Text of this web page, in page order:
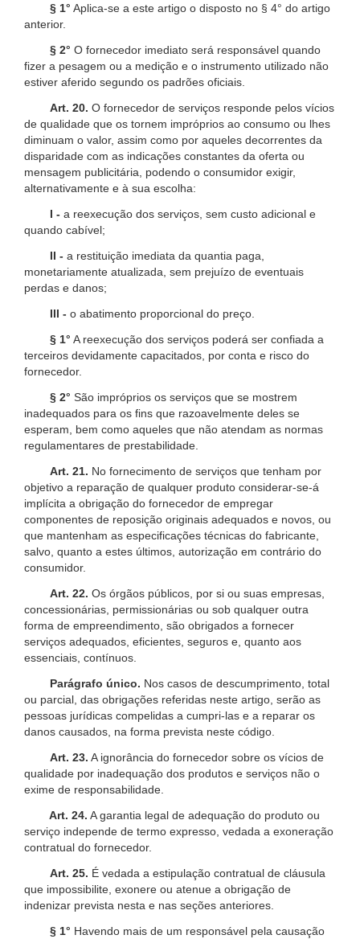
§ 1° Aplica-se a este artigo o disposto no § 4° do artigo
anterior.
§ 2° O fornecedor imediato será responsável quando
fizer a pesagem ou a medição e o instrumento utilizado não
estiver aferido segundo os padrões oficiais.
Art. 20. O fornecedor de serviços responde pelos vícios
de qualidade que os tornem impróprios ao consumo ou lhes
diminuam o valor, assim como por aqueles decorrentes da
disparidade com as indicações constantes da oferta ou
mensagem publicitária, podendo o consumidor exigir,
alternativamente e à sua escolha:
I - a reexecução dos serviços, sem custo adicional e
quando cabível;
II - a restituição imediata da quantia paga,
monetariamente atualizada, sem prejuízo de eventuais
perdas e danos;
III - o abatimento proporcional do preço.
§ 1° A reexecução dos serviços poderá ser confiada a
terceiros devidamente capacitados, por conta e risco do
fornecedor.
§ 2° São impróprios os serviços que se mostrem
inadequados para os fins que razoavelmente deles se
esperam, bem como aqueles que não atendam as normas
regulamentares de prestabilidade.
Art. 21. No fornecimento de serviços que tenham por
objetivo a reparação de qualquer produto considerar-se-á
implícita a obrigação do fornecedor de empregar
componentes de reposição originais adequados e novos, ou
que mantenham as especificações técnicas do fabricante,
salvo, quanto a estes últimos, autorização em contrário do
consumidor.
Art. 22. Os órgãos públicos, por si ou suas empresas,
concessionárias, permissionárias ou sob qualquer outra
forma de empreendimento, são obrigados a fornecer
serviços adequados, eficientes, seguros e, quanto aos
essenciais, contínuos.
Parágrafo único. Nos casos de descumprimento, total
ou parcial, das obrigações referidas neste artigo, serão as
pessoas jurídicas compelidas a cumpri-las e a reparar os
danos causados, na forma prevista neste código.
Art. 23. A ignorância do fornecedor sobre os vícios de
qualidade por inadequação dos produtos e serviços não o
exime de responsabilidade.
Art. 24. A garantia legal de adequação do produto ou
serviço independe de termo expresso, vedada a exoneração
contratual do fornecedor.
Art. 25. É vedada a estipulação contratual de cláusula
que impossibilite, exonere ou atenue a obrigação de
indenizar prevista nesta e nas seções anteriores.
§ 1° Havendo mais de um responsável pela causação